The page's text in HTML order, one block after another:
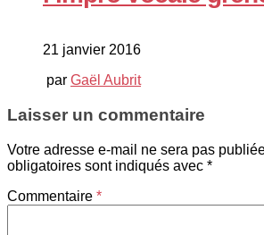
21 janvier 2016
par Gaël Aubrit
Laisser un commentaire
Votre adresse e-mail ne sera pas
obligatoires sont indiqués avec *
Commentaire *